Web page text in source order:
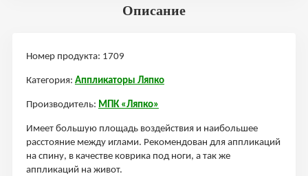
Описание
Номер продукта: 1709
Категория: Аппликаторы Ляпко
Производитель: МПК «Ляпко»
Имеет большую площадь воздействия и наибольшее
расстояние между иглами. Рекомендован для аппликаций
на спину, в качестве коврика под ноги, а так же
аппликаций на живот.